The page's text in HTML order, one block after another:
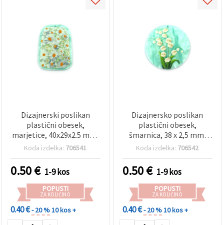
Dizajnerski poslikan
plastični obesek,
marjetice, 40x29x2.5 mm,
luknja 1 mm
Koda izdelka: 706541
0.50€ 1-9 kos
POPUSTI
ZA KOLIČINO
0.40 €- 20 %10 kos +
Dizajnersko poslikan
plastični obesek,
šmarnica, 38 x 2,5 mm,
luknja 1 mm, za DIY nakit
Koda izdelka: 706542
0.50€ 1-9 kos
POPUSTI
ZA KOLIČINO
0.40 €- 20 %10 kos +